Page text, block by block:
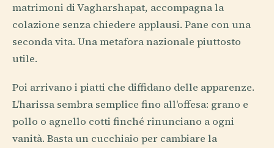
matrimoni di Vagharshapat, accompagna la
colazione senza chiedere applausi. Pane con una
seconda vita. Una metafora nazionale piuttosto
utile.
Poi arrivano i piatti che diffidano delle apparenze.
L'harissa sembra semplice fino all'offesa: grano e
pollo o agnello cotti finché rinunciano a ogni
vanità. Basta un cucchiaio per cambiare la